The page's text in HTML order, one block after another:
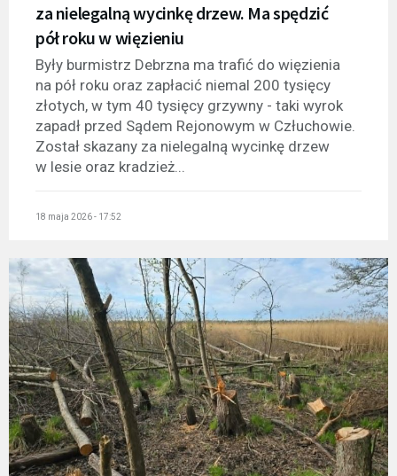
za nielegalną wycinkę drzew. Ma spędzić
pół roku w więzieniu
Były burmistrz Debrzna ma trafić do więzienia
na pół roku oraz zapłacić niemal 200 tysięcy
złotych, w tym 40 tysięcy grzywny - taki wyrok
zapadł przed Sądem Rejonowym w Człuchowie.
Został skazany za nielegalną wycinkę drzew
w lesie oraz kradzież...
18 maja 2026 - 17:52